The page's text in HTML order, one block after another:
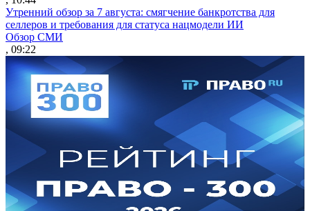
Утренний обзор за 7 августа: смягчение банкротства для
селлеров и требования для статуса нацмодели ИИ
Обзор СМИ
, 09:22